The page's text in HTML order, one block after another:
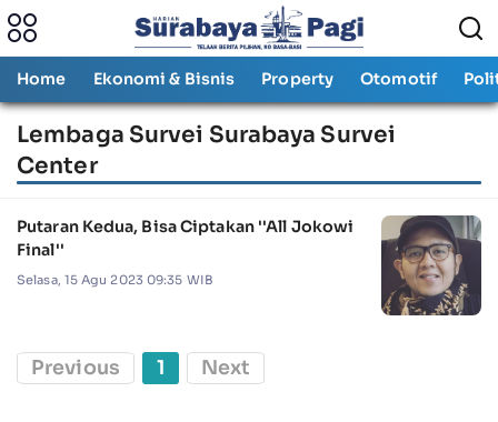
Home Ekonomi & Bisnis Property Otomotif
Lembaga Survei Surabaya Survei
Center
Putaran Kedua, Bisa Ciptakan ''All Jokowi
Final''
Selasa, 15 Agu 2023 09:35 WIB
Previous 1 Next